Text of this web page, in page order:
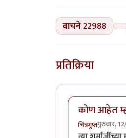
वाचने 22988
प्रतिक्रिया
कोण आहेत
चित्रगुप्तगुरुवार,